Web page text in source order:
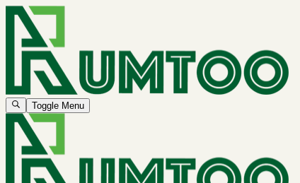
Toggle Menu